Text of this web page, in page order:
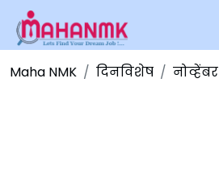
Maha NMK दिनविशेष नोव्हेंबर